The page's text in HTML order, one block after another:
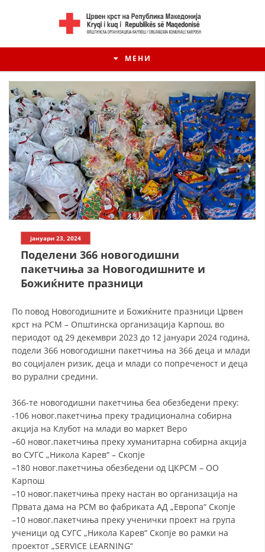
МЕНИ
ПРИРАЧНИЦИ
ЕДУКАТИВНО ИНФОРМАТИВНИ МАТЕРИЈАЛИ
БРОШУРИ
ПОСТЕРИ
јануари 23, 2024
Поделени 366 новогодишни
пакетчиња за Новогодишните и
Божиќните празници
По повод Новогодишните и Божиќните празници Црвен
крст на РСМ – Општинска организација Карпош, во
периодот од 29 декември 2023 до 12 јануари 2024 година,
подели 366 новогодишни пакетчиња на 366 деца и млади
во социјален ризик, деца и млади со попреченост и деца
во рурални средини.
366-те новогодишни пакетчиња беа обезбедени преку:
-106 новог.пакетчиња преку традиционална собирна
акција на Клубот на млади во маркет Веро
–60 новог.пакетчиња преку хуманитарна собирна акција
во СУГС „Никола Карев“ – Скопје
–180 новог.пакетчиња обезбедени од ЦКРСМ – ОО
Карпош
–10 новог.пакетчиња преку настан во организација на
Првата дама на РСМ во фабриката АД „Европа“ Скопје
–10 новог.пакетчиња преку ученички проект на група
ученици од СУГС „Никола Карев“ Скопје во рамки на
проектот „SERVICE LEARNING“